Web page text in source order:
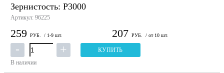
Зернистость: P3000
Артикул: 96225
259 РУБ. / 1-9 шт. 207 РУБ. / от 10 шт.
КУПИТЬ
В наличии